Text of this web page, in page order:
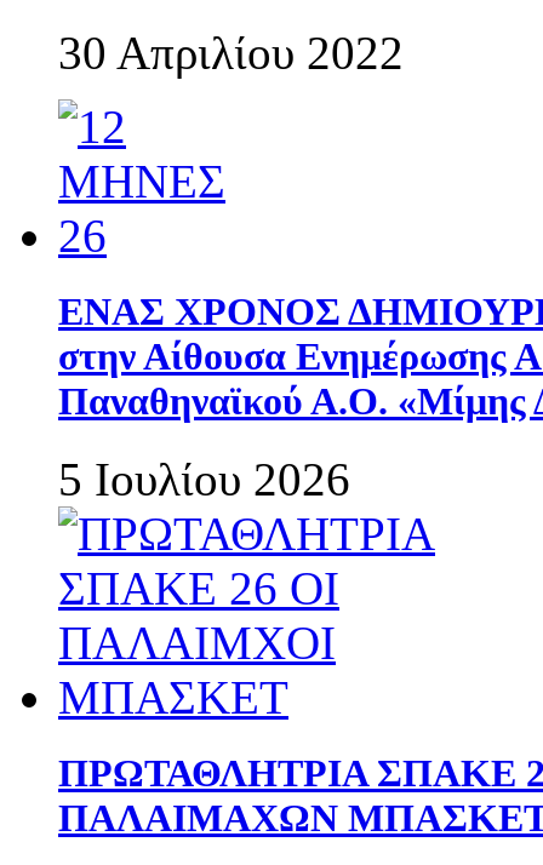
30 Απριλίου 2022
ΕΝΑΣ ΧΡΟΝΟΣ
στην Αίθουσα Ενημέρωσης
Παναθηναϊκού Α.Ο. «Μίμης
5 Ιουλίου 2026
ΠΡΩΤΑΘΛΗΤΡΙΑ ΣΠΑΚΕ
ΠΑΛΑΙΜΑΧΩΝ